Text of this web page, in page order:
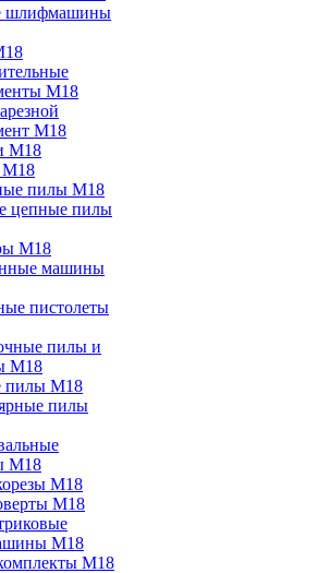
шлифмашины
M18
M18
M18
пилы M18
цепные пилы
M18
машины
пистолеты
пилы и
M18
пилы M18
пилы
M18
M18
M18
M18
M18